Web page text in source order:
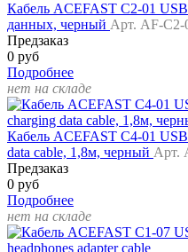
Кабель ACEFAST C2-01
данных, черный Арт. AF-C2-
Предзаказ
0 руб
Подробнее
нет на складе
Кабель ACEFAST C4-01
data cable, 1,8м, черный Арт.
Предзаказ
0 руб
Подробнее
нет на складе